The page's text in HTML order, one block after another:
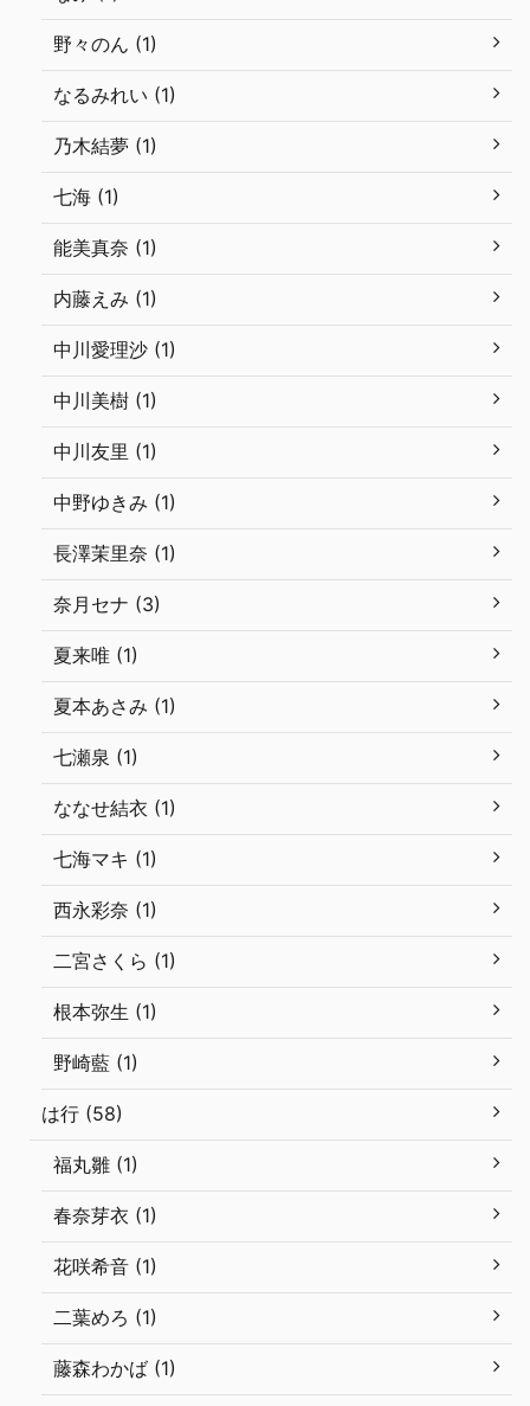
野々のん (1)
なるみれい (1)
乃木結夢 (1)
七海 (1)
能美真奈 (1)
内藤えみ (1)
中川愛理沙 (1)
中川美樹 (1)
中川友里 (1)
中野ゆきみ (1)
長澤茉里奈 (1)
奈月セナ (3)
夏来唯 (1)
夏本あさみ (1)
七瀬泉 (1)
ななせ結衣 (1)
七海マキ (1)
西永彩奈 (1)
二宮さくら (1)
根本弥生 (1)
野崎藍 (1)
は行 (58)
福丸雛 (1)
春奈芽衣 (1)
花咲希音 (1)
二葉めろ (1)
藤森わかば (1)